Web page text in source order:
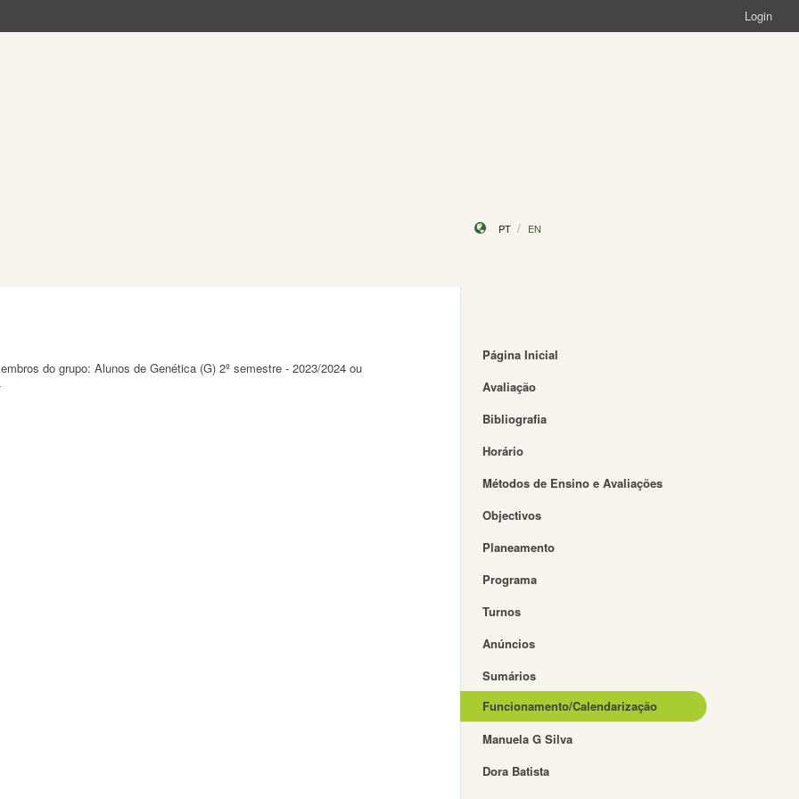
Login
PT EN
do grupo: Alunos de Genética (G) 2º semestre - 2023/2024 ou
Página Inicial
Avaliação
Bibliografia
Horário
Métodos de Ensino e Avaliações
Objectivos
Planeamento
Programa
Turnos
Anúncios
Sumários
Funcionamento/Calendarização
Manuela G Silva
Dora Batista